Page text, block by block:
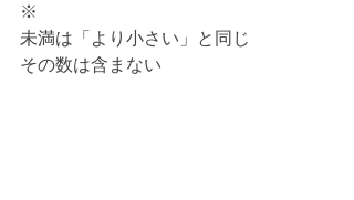
※
未満は「より小さい」と同じ
その数は含まない